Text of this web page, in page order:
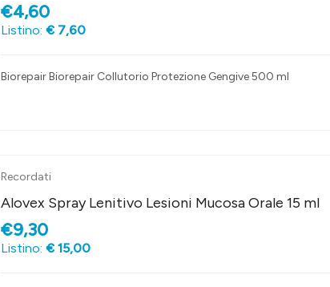
€4,60
Listino: € 7,60
Biorepair Biorepair Collutorio Protezione Gengive 500 ml
Recordati
Alovex Spray Lenitivo Lesioni Mucosa Orale 15 ml
€9,30
Listino: € 15,00